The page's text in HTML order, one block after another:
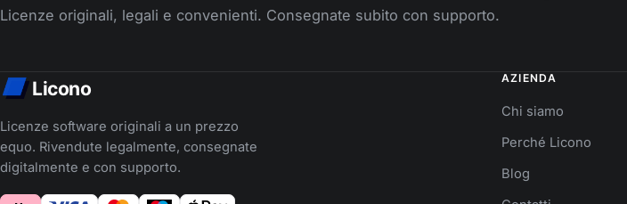
Licenze originali, legali e convenienti. Consegnate subito con supporto.
Licono
Licenze software originali a un prezzo
equo. Rivendute legalmente, consegnate
digitalmente e con supporto.
AZIENDA
Chi siamo
Perché Licono
Blog